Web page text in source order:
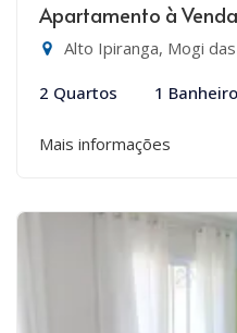
Apartamento à
Alto Ipiranga, Mogi
2 Quartos 1 Banheiro
Mais informações